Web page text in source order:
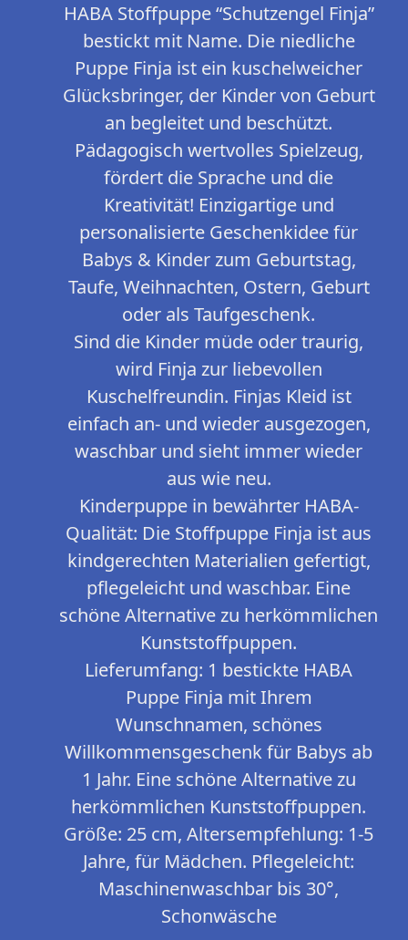
HABA Stoffpuppe “Schutzengel Finja”
bestickt mit Name. Die niedliche
Puppe Finja ist ein kuschelweicher
Glücksbringer, der Kinder von Geburt
an begleitet und beschützt.
Pädagogisch wertvolles Spielzeug,
fördert die Sprache und die
Kreativität! Einzigartige und
personalisierte Geschenkidee für
Babys & Kinder zum Geburtstag,
Taufe, Weihnachten, Ostern, Geburt
oder als Taufgeschenk.
Sind die Kinder müde oder traurig,
wird Finja zur liebevollen
Kuschelfreundin. Finjas Kleid ist
einfach an- und wieder ausgezogen,
waschbar und sieht immer wieder
aus wie neu.
Kinderpuppe in bewährter HABA-
Qualität: Die Stoffpuppe Finja ist aus
kindgerechten Materialien gefertigt,
pflegeleicht und waschbar. Eine
schöne Alternative zu herkömmlichen
Kunststoffpuppen.
Lieferumfang: 1 bestickte HABA
Puppe Finja mit Ihrem
Wunschnamen, schönes
Willkommensgeschenk für Babys ab
1 Jahr. Eine schöne Alternative zu
herkömmlichen Kunststoffpuppen.
Größe: 25 cm, Altersempfehlung: 1-5
Jahre, für Mädchen. Pflegeleicht:
Maschinenwaschbar bis 30°,
Schonwäsche